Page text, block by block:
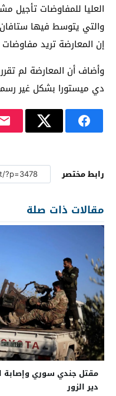
العليا للمفاوضات تأجيل
والتي يتوسط فيها
إن المعارضة تريد
وأضاف أن المعارضة لم
دي ميستورا بشكل غير
رابط مختصر
مقالات ذات صلة
مقتل جندي سوري وإصابة
دير الزور